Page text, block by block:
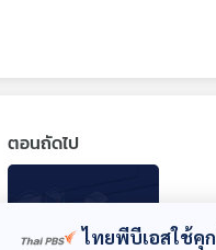
ตอนถัดไป
ไทยพีบีเอสใช้คุ